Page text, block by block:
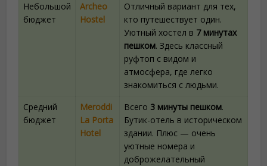
Небольшой
бюджет
Archeo
Hostel
Отличный вариант для тех,
кто путешествует один.
Уютный хостел в 7 минутах
пешком. Здесь классный
руфтоп с видом и
атмосфера, где легко
знакомиться с людьми.
Средний
бюджет
Meroddi
La Porta
Hotel
Всего 3 минуты пешком.
Бутик-отель в историческом
здании. Плюс — очень
уютные номера и
доброжелательный